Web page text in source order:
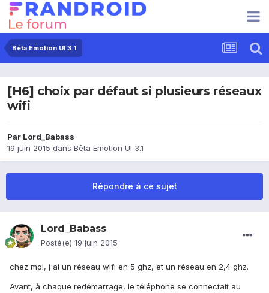
Bêta Emotion UI 3.1
[H6] choix par défaut si plusieurs réseaux
wifi
Par Lord_Babass
19 juin 2015 dans Bêta Emotion UI 3.1
Répondre à ce sujet
Lord_Babass
Posté(e) 19 juin 2015
chez moi, j'ai un réseau wifi en 5 ghz, et un réseau en 2,4 ghz.
Avant, à chaque redémarrage, le téléphone se connectait au